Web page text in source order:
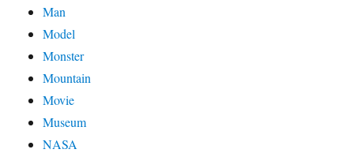
Man
Model
Monster
Mountain
Movie
Museum
NASA